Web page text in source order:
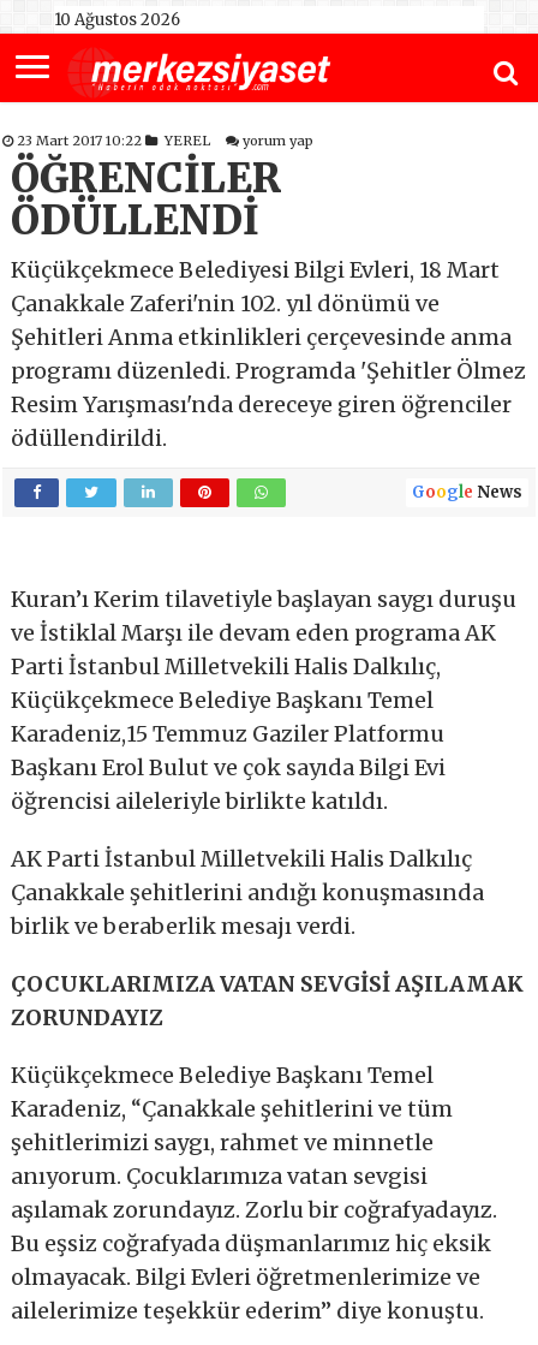
10 Ağustos 2026
23 Mart 2017 10:22 YEREL yorum yap
ÖĞRENCİLER
ÖDÜLLENDİ
Küçükçekmece Belediyesi Bilgi Evleri, 18 Mart
Çanakkale Zaferi'nin 102. yıl dönümü ve
Şehitleri Anma etkinlikleri çerçevesinde anma
programı düzenledi. Programda 'Şehitler Ölmez
Resim Yarışması'nda dereceye giren öğrenciler
ödüllendirildi.
Google News
Kuran’ı Kerim tilavetiyle başlayan saygı duruşu
ve İstiklal Marşı ile devam eden programa AK
Parti İstanbul Milletvekili Halis Dalkılıç,
Küçükçekmece Belediye Başkanı Temel
Karadeniz,15 Temmuz Gaziler Platformu
Başkanı Erol Bulut ve çok sayıda Bilgi Evi
öğrencisi aileleriyle birlikte katıldı.
AK Parti İstanbul Milletvekili Halis Dalkılıç
Çanakkale şehitlerini andığı konuşmasında
birlik ve beraberlik mesajı verdi.
ÇOCUKLARIMIZA VATAN SEVGİSİ AŞILAMAK
ZORUNDAYIZ
Küçükçekmece Belediye Başkanı Temel
Karadeniz, “Çanakkale şehitlerini ve tüm
şehitlerimizi saygı, rahmet ve minnetle
anıyorum. Çocuklarımıza vatan sevgisi
aşılamak zorundayız. Zorlu bir coğrafyadayız.
Bu eşsiz coğrafyada düşmanlarımız hiç eksik
olmayacak. Bilgi Evleri öğretmenlerimize ve
ailelerimize teşekkür ederim” diye konuştu.